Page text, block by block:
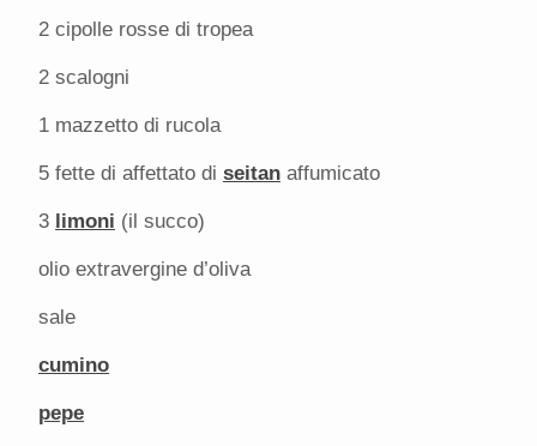
2 cipolle rosse di tropea
2 scalogni
1 mazzetto di rucola
5 fette di affettato di seitan affumicato
3 limoni (il succo)
olio extravergine d’oliva
sale
cumino
pepe